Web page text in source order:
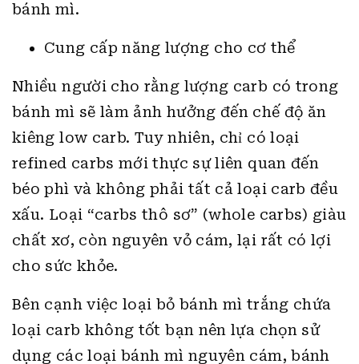
bánh mì.
Cung cấp năng lượng cho cơ thể
Nhiều người cho rằng lượng carb có trong
bánh mì sẽ làm ảnh hưởng đến chế độ ăn
kiêng low carb. Tuy nhiên, chỉ có loại
refined carbs mới thực sự liên quan đến
béo phì và không phải tất cả loại carb đều
xấu. Loại “carbs thô sơ” (whole carbs) giàu
chất xơ, còn nguyên vỏ cám, lại rất có lợi
cho sức khỏe.
Bên cạnh việc loại bỏ bánh mì trắng chứa
loại carb không tốt bạn nên lựa chọn sử
dụng các loại bánh mì nguyên cám, bánh